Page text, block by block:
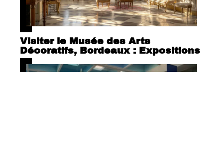
Visiter le Musée des Arts
Décoratifs, Bordeaux : Expositions